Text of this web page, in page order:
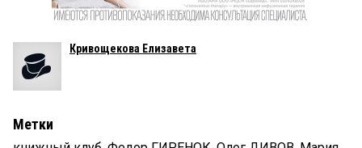
Кривощекова Елизавета
Метки